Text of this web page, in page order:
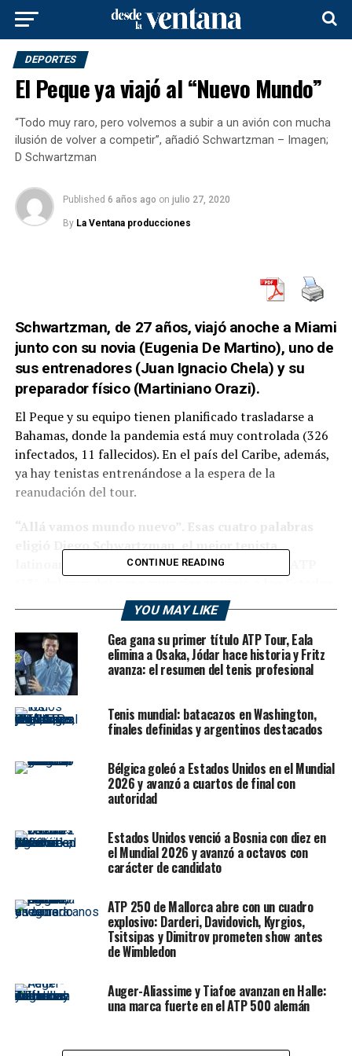
DEPORTES
El Peque ya viajó al “Nuevo Mundo”
“Todo muy raro, pero volvemos a subir a un avión con mucha
ilusión de volver a competir”, añadió Schwartzman – Imagen;
D Schwartzman
Published 6 años ago on julio 27, 2020
By La Ventana producciones
Schwartzman, de 27 años, viajó anoche a Miami
junto con su novia (Eugenia De Martino), uno de
sus entrenadores (Juan Ignacio Chela) y su
preparador físico (Martiniano Orazi).
El Peque y su equipo tienen planificado trasladarse a
Bahamas, donde la pandemia está muy controlada (326
infectados, 11 fallecidos). En el país del Caribe, además,
ya hay tenistas entrenándose a la espera de la
reanudación del tour.
“Allá vamos mundo nuevo”. Esas cuatro palabras
eligió Diego Schwartzman, el mejor tenista
latinoamericano del ranking de singles de la ATP
Unidos, el país con más casos de personas
infectadas por el coronavirus, con miras al potencial
regreso del circuito, desde el 20 de agosto en Nueva
York, con Cincinnati y el US Open.
“Todo muy raro, pero volvemos a subir a un avión con
mucha ilusión de volver a competir”, añadió
Schwartzman en sus redes sociales. El jugador y sus tres
coronavirus para presentar los resultados al ingresar en
los Estados Unidos.
primer torneo masculino en el calendario es Cincinnati,
que se disputará en el USTA Billie Jean King National
Tennis Center, el complejo donde se desarrolla el
Abierto de los Estados Unidos.
El último partido de Schwartzman antes de la
cancelación del circuito fue el 14 de febrero pasado, en
derrotó, en 3h41m, al uruguayo Pablo Cuevas por 7-5 en
el tercer set y no pudo presentarse a las semifinales del
CONTINUE READING
YOU MAY LIKE
Gea gana su primer título ATP Tour, Eala
elimina a Osaka, Jódar hace historia y Fritz
avanza: el resumen del tenis profesional
Tenis mundial: batacazos en Washington,
finales definidas y argentinos destacados
Bélgica goleó a Estados Unidos en el Mundial
2026 y avanzó a cuartos de final con
autoridad
Estados Unidos venció a Bosnia con diez en
el Mundial 2026 y avanzó a octavos con
carácter de candidato
ATP 250 de Mallorca abre con un cuadro
explosivo: Darderi, Davidovich, Kyrgios,
Tsitsipas y Dimitrov prometen show antes
de Wimbledon
Auger-Aliassime y Tiafoe avanzan en Halle:
una marca fuerte en el ATP 500 alemán